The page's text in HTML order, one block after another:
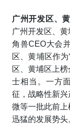
广州开发区、
广州开发区、
角兽CEO大会
区、黄埔区作
区、黄埔区上
士相当。一方
征，战略性新
微等一批此前
迅猛的发展势头